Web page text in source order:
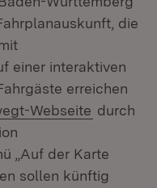
die
einer interaktiven
erreichen
Webseite (Öffnet
durch
„Auf der Karte
sollen künftig